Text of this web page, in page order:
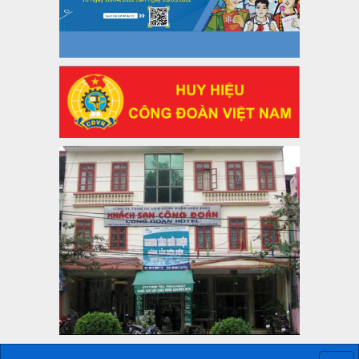
Thông tin chuyên đề: Một số nôi dung về sắp xếp tổ chức bộ
máy của hệ thống chính trị tinh gọn, hoạt động hiệu lực, hiệu
Thời gian đăng: 25/12/2024
lượt xem: 1222 | lượt tải:339
37/HD-TLĐ
Hướng dẫn Công đoàn với việc tổ chức và hoạt động của
Ban Thanh tra Nhân dân
Thời gian đăng: 27/12/2024
lượt xem: 4945 | lượt tải:1351
35/HD-TLĐ
Hướng dẫn thực hiện một số nội dung chi liên quan đến
công tác kiểm tra, giám sát tại Công đoàn cơ sở
Thời gian đăng: 27/12/2024
lượt xem: 2073 | lượt tải:507
50/2024/QH/15
Luật Công đoàn 2024
Thời gian đăng: 25/12/2024
lượt xem: 4224 | lượt tải:319
2010-CV/TU
Tăng cường công tác lãnh đạo, chỉ đạo phát triển đoàn viên,